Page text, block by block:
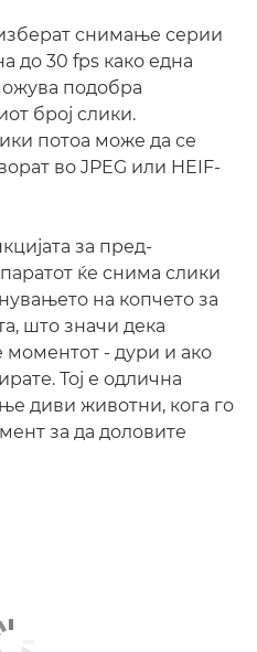
снимање серии
до 30 fps како една
подобра
број слики.
потоа може да се
во JPEG или HEIF-
за пред-
ќе снима слики
на копчето за
што значи дека
моментот - дури и ако
Тој е одлична
диви животни, кога го
за да доловите